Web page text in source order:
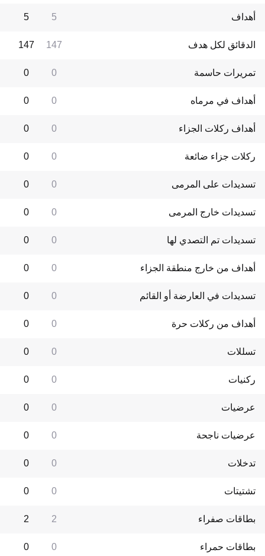
أهداف 5
5
الدقائق لكل هدف 147
147
تمريرات حاسمة 0
0
أهداف في مرماه 0
0
أهداف ركلات الجزاء 0
0
ركلات جزاء ضائعة 0
0
تسديدات على المرمى 0
0
تسديدات خارج المرمى 0
0
تسديدات تم التصدي لها 0
0
أهداف من خارج منطقة الجزاء 0
0
تسديدات في العارضة أو القائم 0
0
أهداف من ركلات حرة 0
0
تسللات 0
0
ركنيات 0
0
عرضيات 0
0
عرضيات ناجحة 0
0
تدخلات 0
0
تشتيتات 0
0
بطاقات صفراء 2
2
بطاقات حمراء 0
0